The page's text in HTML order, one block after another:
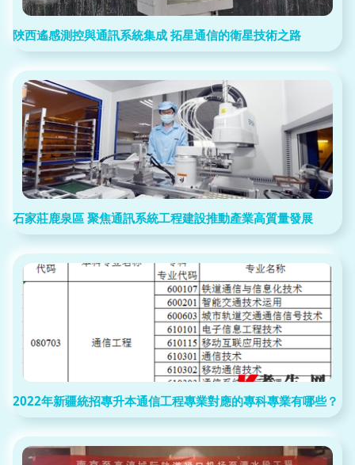
陜西遙感測控與通訊系統集成 拓星通信的衛星技術之路
石家莊鹿泉區 聚焦通訊系統工程建設推動產業高質量發展
2022年新疆統招專升本通信工程專業對應的專科專業有哪些？